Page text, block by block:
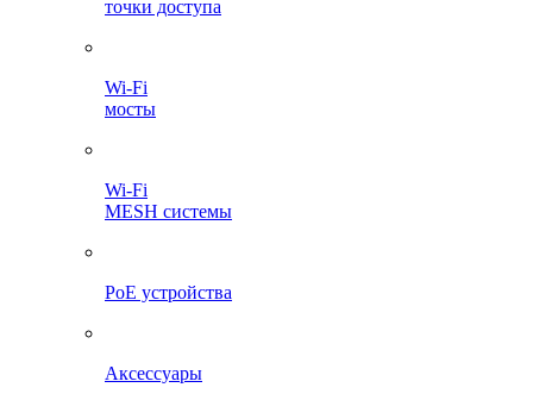
точки доступа
Wi-Fi
мосты
Wi-Fi
MESH системы
PoE устройства
Аксессуары